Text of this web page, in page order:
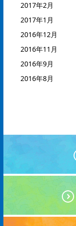
2017年2月
2017年1月
2016年12月
2016年11月
2016年9月
2016年8月